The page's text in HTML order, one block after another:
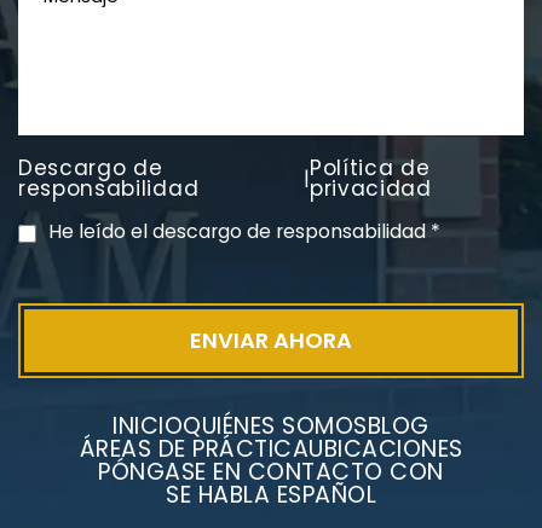
PVC Cloruro de polivinilo
Exposición
Descargo de
responsabilidad |Política de
privacidad
He leído el descargo de responsabilidad*
INICIOQUIÉNES SOMOSBLOG
ÁREAS DE PRÁCTICAUBICACIONES
PÓNGASE EN CONTACTO CON
SE HABLA ESPAÑOL